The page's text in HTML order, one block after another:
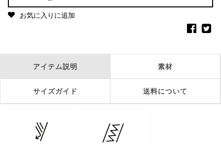
お気に入りに追加
アイテム説明 素材
サイズガイド 送料について